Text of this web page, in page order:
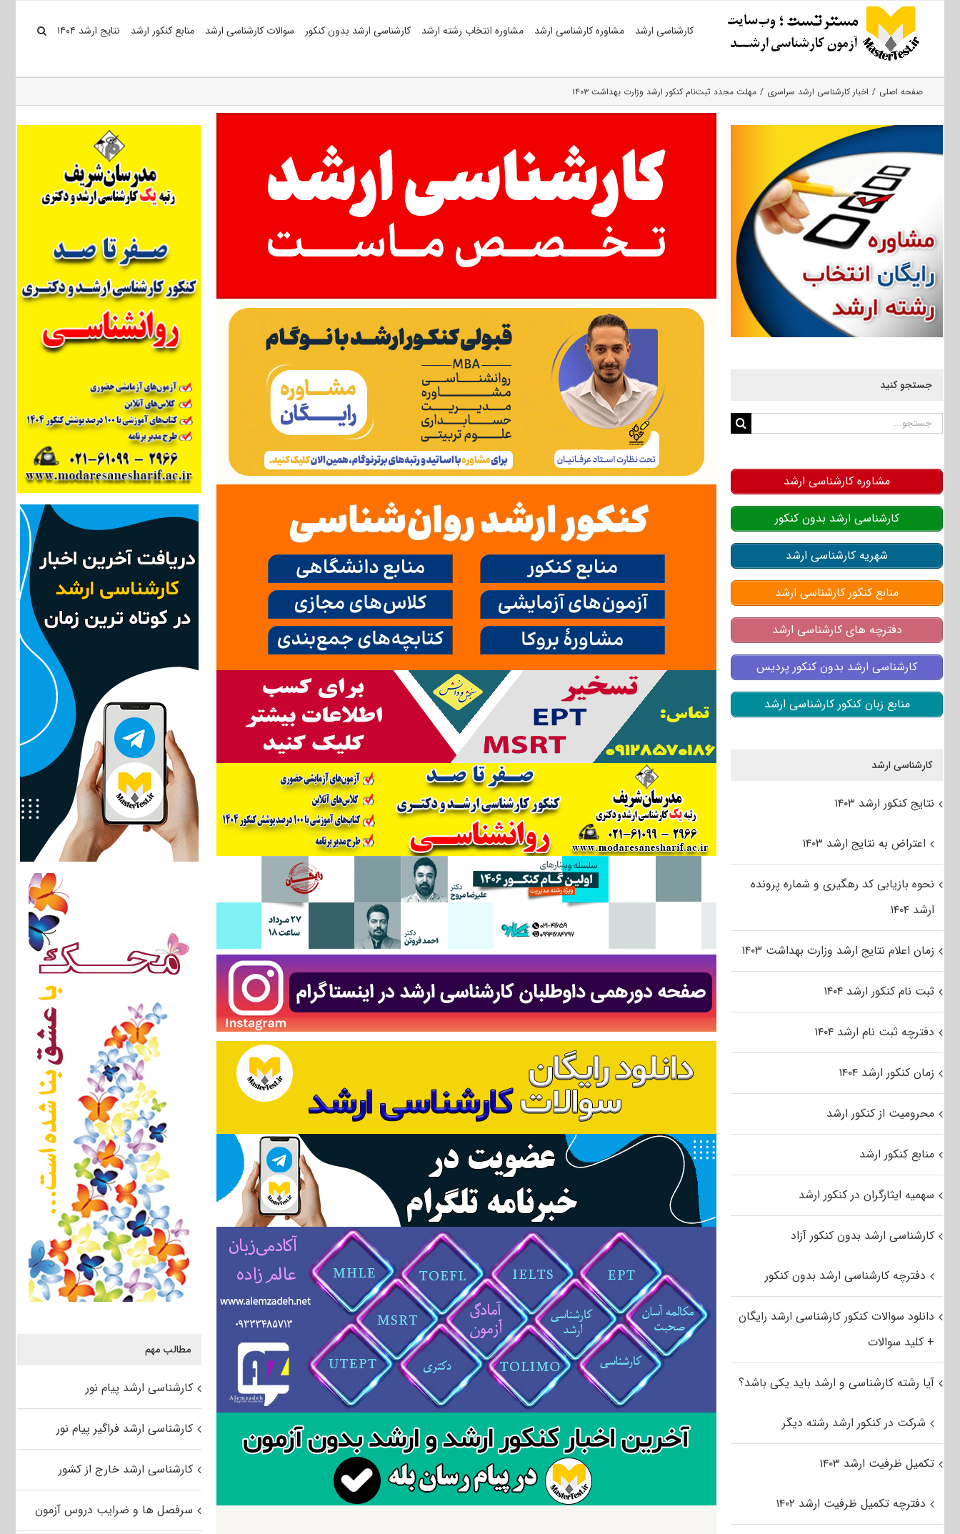
کارشناسی ارشد مشاوره کارشناسی ارشد مشاوره انتخاب رشته ارشد کارشناسی ارشد بدون کنکور سوالات کارشناسی ارشد منابع کنکور ارشد نتایج ارشد ۱۴۰۴
صفحه اصلی اخبار کارشناسی ارشد سراسری مهلت مجدد ثبت‌نام کنکور ارشد وزارت بهداشت ۱۴۰۳
مطالب مهم
کارشناسی ارشد پیام نور
کارشناسی ارشد فراگیر پیام نور
کارشناسی ارشد خارج از کشور
سرفصل ها و ضرایب دروس آزمون
جستجو کنید
جستجو
مشاوره کارشناسی ارشد
کارشناسی ارشد بدون کنکور
شهریه کارشناسی ارشد
منابع کنکور کارشناسی ارشد
دفترچه های کارشناسی ارشد
کارشناسی ارشد بدون کنکور پردیس
منابع زبان کنکور کارشناسی ارشد
کارشناسی ارشد
نتایج کنکور ارشد ۱۴۰۳
اعتراض به نتایج ارشد ۱۴۰۳
نحوه بازیابی کد رهگیری و شماره پرونده
ارشد ۱۴۰۴
زمان اعلام نتایج ارشد وزارت بهداشت ۱۴۰۳
ثبت نام کنکور ارشد ۱۴۰۴
دفترچه ثبت نام ارشد ۱۴۰۴
زمان کنکور ارشد ۱۴۰۴
محرومیت از کنکور ارشد
منابع کنکور ارشد
سهمیه ایثارگران در کنکور ارشد
کارشناسی ارشد بدون کنکور آزاد
دفترچه کارشناسی ارشد بدون کنکور
دانلود سوالات کنکور کارشناسی ارشد رایگان
+ کلید سوالات
آیا رشته کارشناسی و ارشد باید یکی باشد؟
شرکت در کنکور ارشد رشته دیگر
تکمیل ظرفیت ارشد ۱۴۰۳
دفترچه تکمیل ظرفیت ارشد ۱۴۰۲